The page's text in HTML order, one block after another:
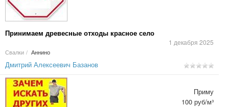
Принимаем древесные отходы красное село
1 декабря 2025
Свалки / Аннино
Дмитрий Алексеевич Базанов
Приму
100 руб/м³